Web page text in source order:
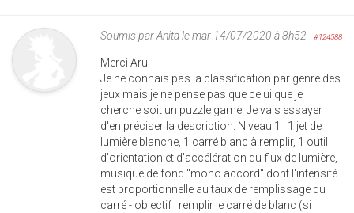
Soumis parAnitale mar 14/07/2020 à 8h52 #124588
Merci Aru
Je ne connais pas la classification par genre des
jeux mais je ne pense pas que celui que je
cherche soit un puzzle game. Je vais essayer
d'en préciser la description. Niveau 1 : 1 jet de
lumière blanche, 1 carré blanc à remplir, 1 outil
d'orientation et d'accélération du flux de lumière,
musique de fond "mono accord" dont l'intensité
est proportionnelle au taux de remplissage du
carré - objectif : remplir le carré de blanc (si